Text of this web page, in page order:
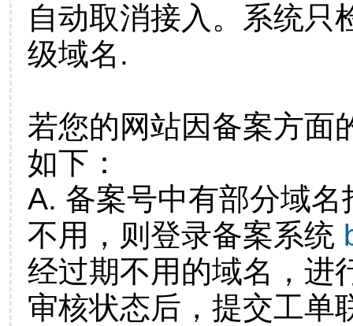
自动取消接入。系统只
级域名.
若您的网站因备案方面
如下：
A. 备案号中有部分域
不用，则登录备案系统
经过期不用的域名，进
审核状态后，提交工单